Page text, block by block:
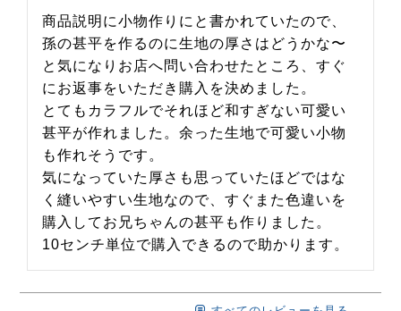
商品説明に小物作りにと書かれていたので、
孫の甚平を作るのに生地の厚さはどうかな〜
と気になりお店へ問い合わせたところ、すぐ
にお返事をいただき購入を決めました。
とてもカラフルでそれほど和すぎない可愛い
甚平が作れました。余った生地で可愛い小物
も作れそうです。
気になっていた厚さも思っていたほどではな
く縫いやすい生地なので、すぐまた色違いを
購入してお兄ちゃんの甚平も作りました。
10センチ単位で購入できるので助かります。